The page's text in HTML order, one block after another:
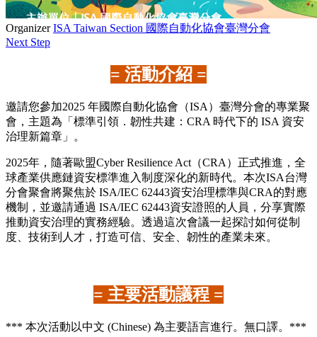
OrganizerISA Taiwan Section 國際自動化協會臺灣分會
Next Step
= 活動介紹 =
邀請您參加2025 年國際自動化協會（ISA）臺灣分會的專業聚
會，主題為「標準引領．韌性共建：CRA 時代下的 ISA 資安
治理新篇章」。
2025年，隨著歐盟Cyber Resilience Act（CRA）正式推進，全
球產業供應鏈資安標準進入制度深化的新時代。本次ISA台灣
分會聚會將聚焦於 ISA/IEC 62443資安治理標準與CRA的對應
機制，並邀請通過 ISA/IEC 62443資安證照的人員，分享實際
推動資安治理的實務經驗。透過這次會議一起探討如何從制
度、技術到人才，打造可信、安全、韌性的產業未來。
= 主要活動議程 =
*** 本次活動以中文 (Chinese) 為主要語言進行。無口譯。***